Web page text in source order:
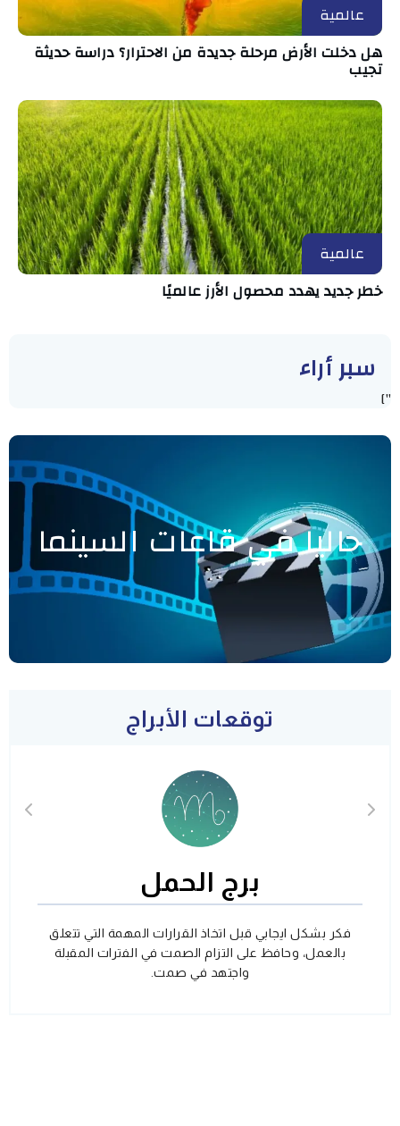
عالمية
هل دخلت الأرض مرحلة جديدة من الاحترار؟ دراسة حديثة
تجيب
عالمية
خطر جديد يهدد محصول الأرز عالميًا
سبر أراء
"]
حاليا في قاعات السينما
توقعات الأبراج
برج الحمل
فكر بشكل ايجابي قبل اتخاذ القرارات المهمة التي تتعلق
بالعمل، وحافظ على التزام الصمت في الفترات المقبلة
واجتهد في صمت.